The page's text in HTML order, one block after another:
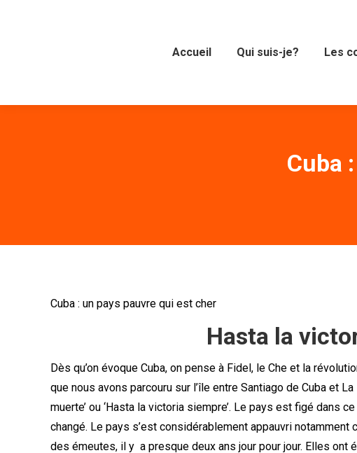
Accueil Qui suis-je? Les
Cuba
Cuba : un pays pauvre qui est cher
Hasta la
Dès qu’on évoque Cuba, on pense à Fidel, le Che et la
que nous avons parcouru sur l’île entre Santiago de Cuba et
muerte’ ou ‘Hasta la victoria siempre’. Le pays est figé dans
changé. Le pays s’est considérablement appauvri
des émeutes, il y a presque deux ans jour pour jour. Elles ont